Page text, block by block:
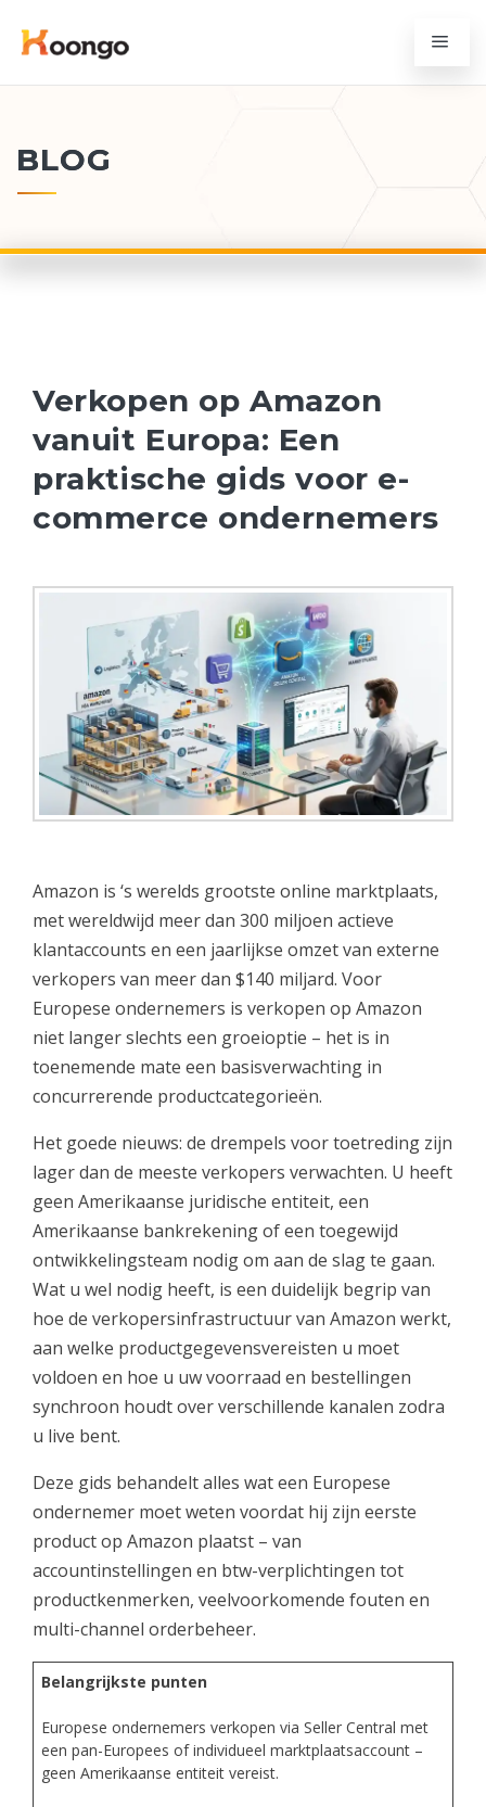
BLOG
Verkopen op Amazon
vanuit Europa: Een
praktische gids voor e-
commerce ondernemers
Amazon is ‘s werelds grootste online marktplaats,
met wereldwijd meer dan 300 miljoen actieve
klantaccounts en een jaarlijkse omzet van externe
verkopers van meer dan $140 miljard. Voor
Europese ondernemers is verkopen op Amazon
niet langer slechts een groeioptie – het is in
toenemende mate een basisverwachting in
concurrerende productcategorieën.
Het goede nieuws: de drempels voor toetreding zijn
lager dan de meeste verkopers verwachten. U heeft
geen Amerikaanse juridische entiteit, een
Amerikaanse bankrekening of een toegewijd
ontwikkelingsteam nodig om aan de slag te gaan.
Wat u wel nodig heeft, is een duidelijk begrip van
hoe de verkopersinfrastructuur van Amazon werkt,
aan welke productgegevensvereisten u moet
voldoen en hoe u uw voorraad en bestellingen
synchroon houdt over verschillende kanalen zodra
u live bent.
Deze gids behandelt alles wat een Europese
ondernemer moet weten voordat hij zijn eerste
product op Amazon plaatst – van
accountinstellingen en btw-verplichtingen tot
productkenmerken, veelvoorkomende fouten en
multi-channel orderbeheer.
Belangrijkste punten
Europese ondernemers verkopen via Seller Central met
een pan-Europees of individueel marktplaatsaccount –
geen Amerikaanse entiteit vereist.